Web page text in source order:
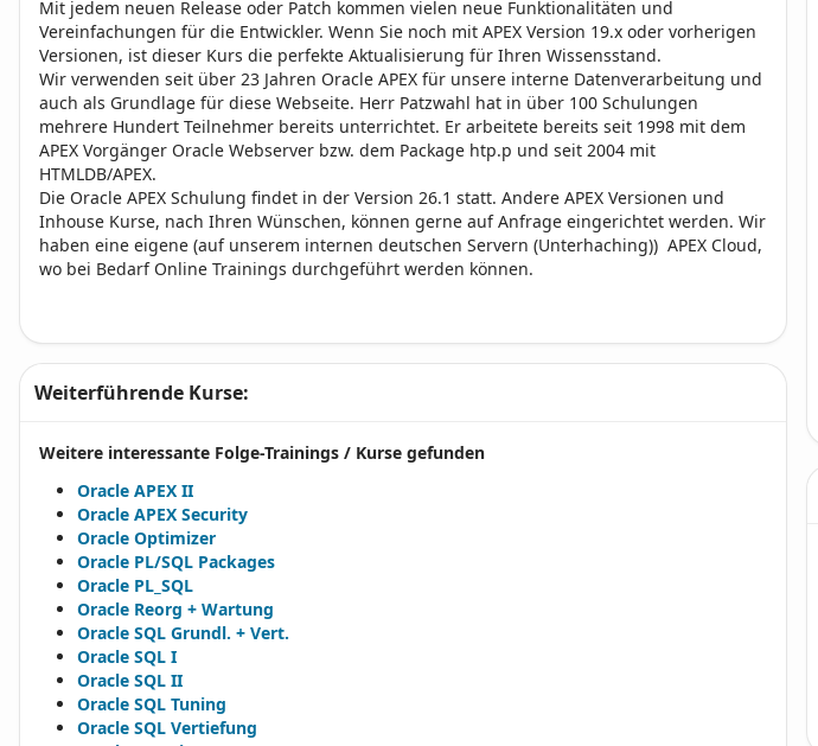
Mit jedem neuen Release oder Patch kommen vielen neue Funktionalitäten und
Vereinfachungen für die Entwickler. Wenn Sie noch mit APEX Version 19.x oder vorherigen
Versionen, ist dieser Kurs die perfekte Aktualisierung für Ihren Wissensstand.
Wir verwenden seit über 23 Jahren Oracle APEX für unsere interne Datenverarbeitung und
auch als Grundlage für diese Webseite. Herr Patzwahl hat in über 100 Schulungen
mehrere Hundert Teilnehmer bereits unterrichtet. Er arbeitete bereits seit 1998 mit dem
APEX Vorgänger Oracle Webserver bzw. dem Package htp.p und seit 2004 mit
HTMLDB/APEX.
Die Oracle APEX Schulung findet in der Version 26.1 statt. Andere APEX Versionen und
Inhouse Kurse, nach Ihren Wünschen, können gerne auf Anfrage eingerichtet werden. Wir
haben eine eigene (auf unserem internen deutschen Servern (Unterhaching)) APEX Cloud,
wo bei Bedarf Online Trainings durchgeführt werden können.
Weiterführende Kurse:
Weitere interessante Folge-Trainings / Kurse gefunden
Oracle APEX II
Oracle APEX Security
Oracle Optimizer
Oracle PL/SQL Packages
Oracle PL_SQL
Oracle Reorg + Wartung
Oracle SQL Grundl. + Vert.
Oracle SQL I
Oracle SQL II
Oracle SQL Tuning
Oracle SQL Vertiefung